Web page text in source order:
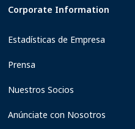
Corporate Information
Estadísticas de Empresa
Prensa
Nuestros Socios
Anúnciate con Nosotros